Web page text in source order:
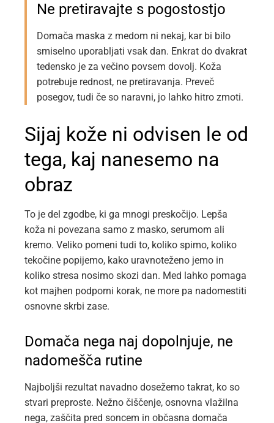
Ne pretiravajte s pogostostjo
Domača maska z medom ni nekaj, kar bi bilo
smiselno uporabljati vsak dan. Enkrat do dvakrat
tedensko je za večino povsem dovolj. Koža
potrebuje rednost, ne pretiravanja. Preveč
posegov, tudi če so naravni, jo lahko hitro zmoti.
Sijaj kože ni odvisen le od
tega, kaj nanesemo na
obraz
To je del zgodbe, ki ga mnogi preskočijo. Lepša
koža ni povezana samo z masko, serumom ali
kremo. Veliko pomeni tudi to, koliko spimo, koliko
tekočine popijemo, kako uravnoteženo jemo in
koliko stresa nosimo skozi dan. Med lahko pomaga
kot majhen podporni korak, ne more pa nadomestiti
osnovne skrbi zase.
Domača nega naj dopolnjuje, ne
nadomešča rutine
Najboljši rezultat navadno dosežemo takrat, ko so
stvari preproste. Nežno čiščenje, osnovna vlažilna
nega, zaščita pred soncem in občasna domača